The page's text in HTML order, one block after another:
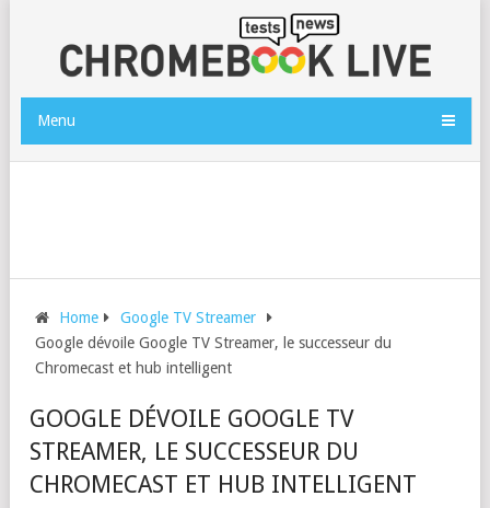
Menu
Home
Google TV Streamer
Google dévoile Google TV Streamer, le successeur du
Chromecast et hub intelligent
GOOGLE DÉVOILE GOOGLE TV
STREAMER, LE SUCCESSEUR DU
CHROMECAST ET HUB INTELLIGENT